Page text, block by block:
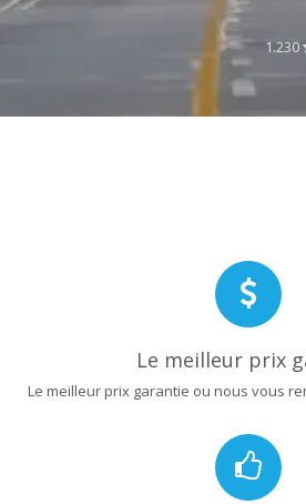
1.230
Le meilleur prix
Le meilleur prix garantie ou nous vous